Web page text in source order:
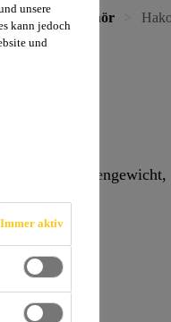
Zubehör
m²
unsere
kann jedoch
und
Immer aktiv